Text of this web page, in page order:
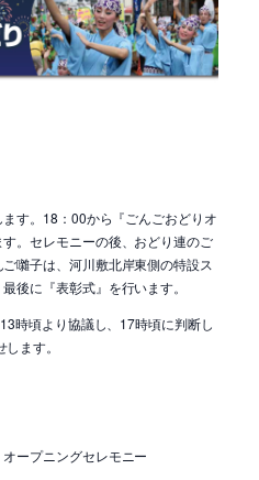
す。18：00から『ごんごおどりオ
。セレモニーの後、おどり連のご
囃子は、河川敷北岸東側の特設ス
後に『表彰式』を行います。
時頃より協議し、17時頃に判断し
ます。
ープニングセレモニー